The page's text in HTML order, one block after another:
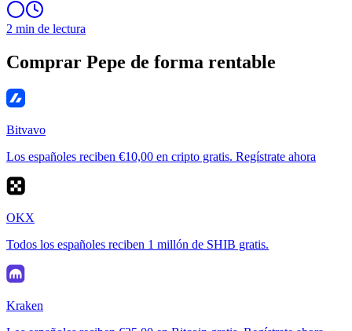
2 min de lectura
Comprar Pepe de forma rentable
Bitvavo
Los españoles reciben €10,00 en cripto gratis. Regístrate ahora
OKX
Todos los españoles reciben 1 millón de SHIB gratis.
Kraken